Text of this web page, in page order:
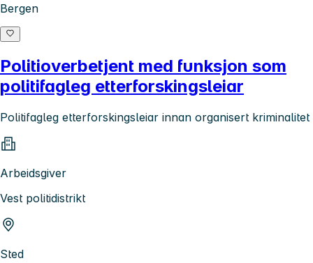
Bergen
Politioverbetjent med funksjon som
politifagleg etterforskingsleiar
Politifagleg etterforskingsleiar innan organisert kriminalitet
Arbeidsgiver
Vest politidistrikt
Sted